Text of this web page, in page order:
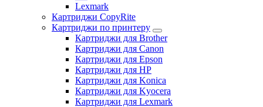
Lexmark
Картриджи CopyRite
Картриджи по принтеру
Картриджи для Brother
Картриджи для Canon
Картриджи для Epson
Картриджи для HP
Картриджи для Konica
Картриджи для Kyocera
Картриджи для Lexmark